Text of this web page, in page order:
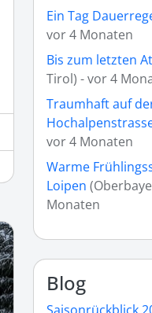
Ein Tag
vor 4 Monaten
Bis zum letzten
Tirol) - vor 4
Traumhaft auf
vor 4 Monaten
Warme
Loipen
Monaten
Blog